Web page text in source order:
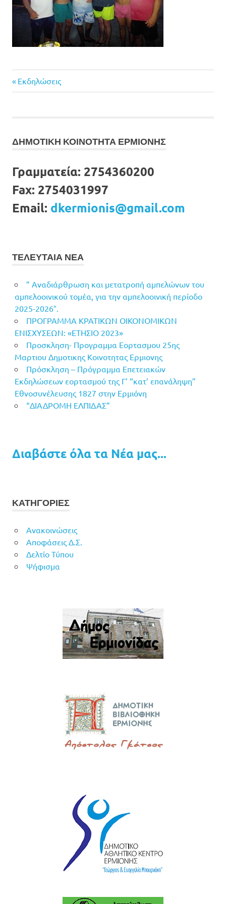
Πλοήγηση
Previous
Post:
Εκδηλώσεις
ΔΗΜΟΤΙΚΗ ΚΟΙΝΟΤΗΤΑ ΕΡΜΙΟΝΗΣ
Γραμματεία: 2754360200
Fax: 2754031997
Email: dkermionis@gmail.com
ΤΕΛΕΥΤΑΙΑ ΝΕΑ
” Αναδιάρθρωση και μετατροπή αμπελώνων του
αμπελοοινικού τομέα, για την αμπελοοινική περίοδο
2025-2026″.
ΠΡΟΓΡΑΜΜΑ ΚΡΑΤΙΚΩΝ ΟΙΚΟΝΟΜΙΚΩΝ
ΕΝΙΣΧΥΣΕΩΝ: «ΕΤΗΣΙΟ 2023»
Προσκληση- Προγραμμα Εορτασμου 25ης
Μαρτιου Δημοτικης Κοινοτητας Ερμιονης
Πρόσκληση – Πρόγραμμα Επετειακών
Εκδηλώσεων εορτασμού της Γ’ “κατ’ επανάληψη”
Εθνοσυνέλευσης 1827 στην Ερμιόνη
“ΔΙΑΔΡΟΜΗ ΕΛΠΙΔΑΣ”
Διαβάστε όλα τα Νέα μας...
ΚΑΤΗΓΟΡΙΕΣ
Ανακοινώσεις
Αποφάσεις Δ.Σ.
Δελτίο Τύπου
Ψήφισμα